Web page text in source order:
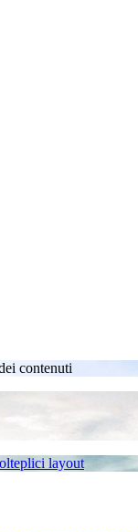
contenuti
layout